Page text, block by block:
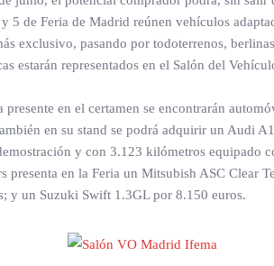
5 de Feria de Madrid reúnen vehículos
exclusivo, pasando por todoterrenos,
estarán representados en el Salón del
presente en el certamen se encontrarán
en su stand se podrá adquirir un Audi
y con 3.123 kilómetros
presenta en la Feria un Mitsubish ASC Clear
y un Suzuki Swift 1.3GL por 8.150 euros.